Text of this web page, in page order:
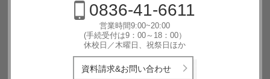
0836-41-6611
営業時間9:00~20:00
(手続受付は9：00～18：00）
休校日／木曜日、祝祭日ほか
資料請求&お問い合わせ